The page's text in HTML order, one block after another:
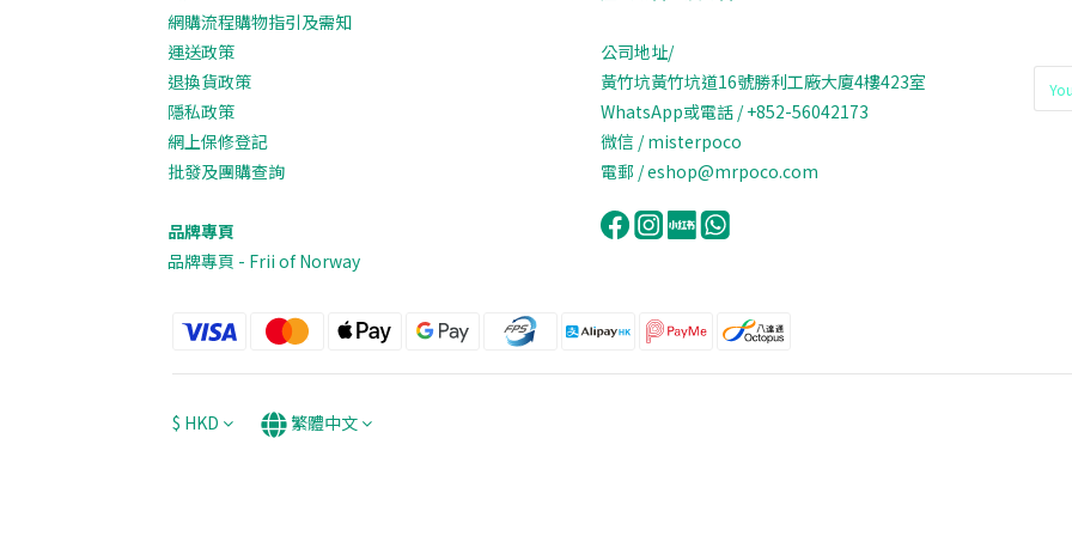
網購流程購物指引及需知
運送政策
退換貨政策
隱私政策
網上保修登記
批發及團購查詢
品牌專頁
品牌專頁 - Frii of Norway
公司地址/
黃竹坑黃竹坑道16號勝利工廠大廈4樓423室
WhatsApp或電話 / +852-56042173
微信 / misterpoco
電郵 / eshop@mrpoco.com
$ HKD 繁體中文